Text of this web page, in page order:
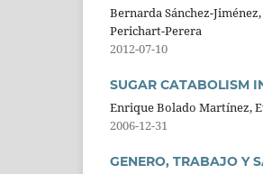
Bernarda Sánchez-
Perichart-Perera
2012-07-10
SUGAR CATABOLISM
Enrique Bolado Martínez,
2006-12-31
GENERO, TRABAJO Y